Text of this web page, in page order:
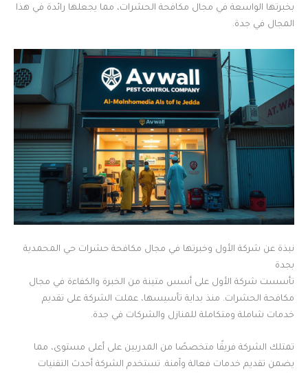
بخبرتها الواسعة في مجال مكافحة الحشرات، مما يجعلها رائدة في هذا
المجال في جدة.
نبذة عن شركة الأول وخبرتها في مجال مكافحة حشرات حي المحمدية
بجدة
تأسست شركة الأول على أسس متينة من الخبرة والكفاءة في مجال
مكافحة الحشرات. منذ بداية تأسيسها، عملت الشركة على تقديم
خدمات شاملة ومتكاملة للمنازل والشركات في جدة.
تمتلك الشركة فريقًا متخصصًا من المدربين على أعلى مستوى، مما
يضمن تقديم خدمات فعالة وآمنة. تستخدم الشركة أحدث التقنيات